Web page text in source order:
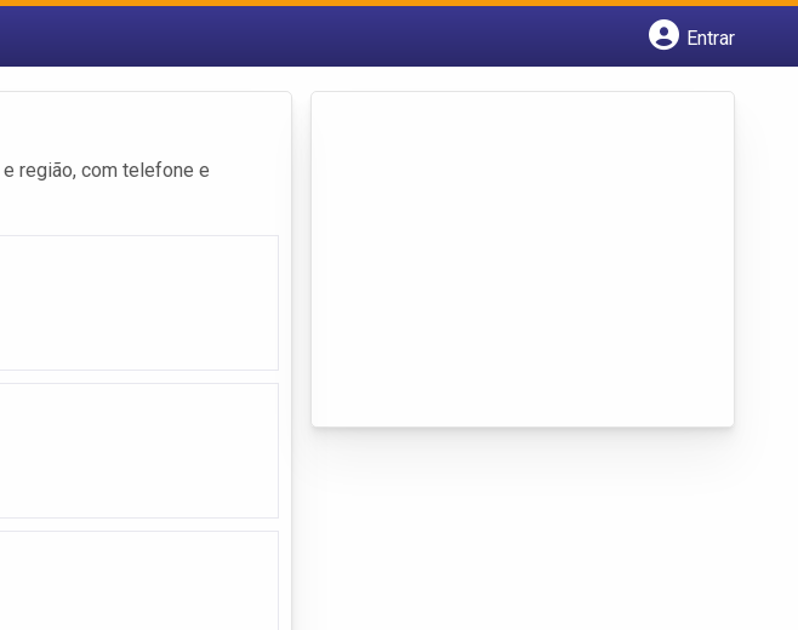
Entrar
e região, com telefone e